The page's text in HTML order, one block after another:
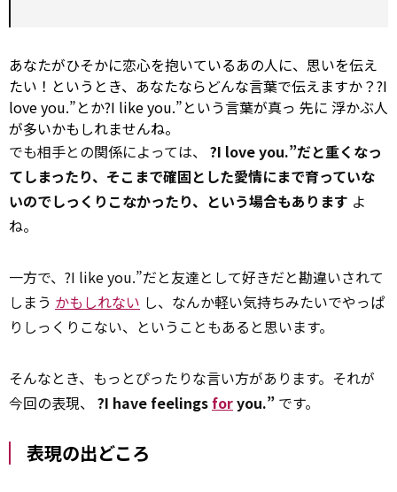
あなたがひそかに恋心を抱いているあの人に、思いを伝え
たい！というとき、あなたならどんな言葉で伝えますか？?I
love you.”とか?I like you.”という言葉が真っ 先に 浮かぶ人
が多いかもしれませんね。
でも相手との関係によっては、 ?I love you.”だと重くなっ
てしまったり、そこまで確固とした愛情にまで育っていな
いのでしっくりこなかったり、という場合もあります よ
ね。
一方で、?I like you.”だと友達として好きだと勘違いされて
しまう かもしれない し、なんか軽い気持ちみたいでやっぱ
りしっくりこない、ということもあると思います。
そんなとき、もっとぴったりな言い方があります。それが
今回の表現、 ?I have feelingsforyou.” です。
表現の出どころ